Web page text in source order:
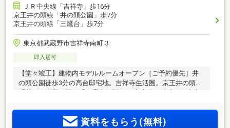
ＪＲ中央線「吉祥寺」歩16分
京王井の頭線「井の頭公園」歩7分
京王井の頭線「三鷹台」歩7分
東京都武蔵野市吉祥寺南町３
即入居可
【堂々竣工】建物内モデルルームオープン［ご予約優先］井
の頭公園徒歩3分の高台邸宅地。吉祥寺生活圏。京王井の頭線
む)でスムーズアクセス。全邸南西向き、68m2台～138m2台、
10タイプ・全14邸
資料をもらう(無料)